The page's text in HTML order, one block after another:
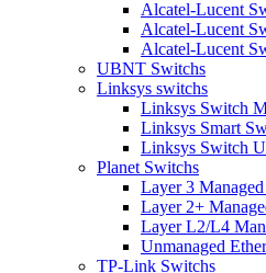
Alcatel-Lucent
Alcatel-Lucent
Alcatel-Lucent
UBNT Switchs
Linksys switchs
Linksys Switch
Linksys Smart
Linksys Switch
Planet Switchs
Layer 3
Layer 2+
Layer L2/L4
Unmanaged
TP-Link Switchs